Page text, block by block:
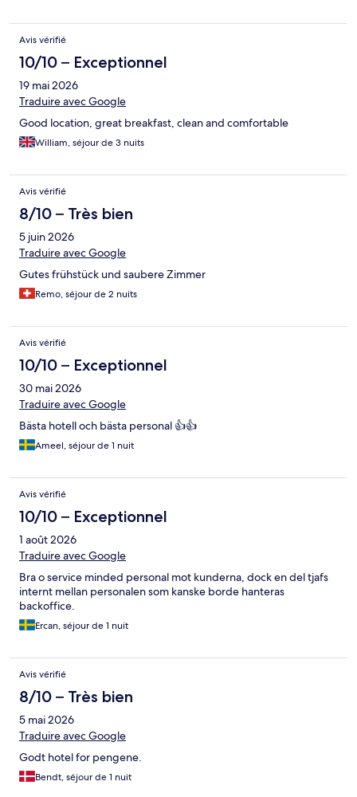
Avis vérifié
10/10 – Exceptionnel
19 mai 2026
Traduire avec Google
Good location, great breakfast, clean and comfortable
William, séjour de 3 nuits
Avis vérifié
8/10 – Très bien
5 juin 2026
Traduire avec Google
Gutes frühstück und saubere Zimmer
Remo, séjour de 2 nuits
Avis vérifié
10/10 – Exceptionnel
30 mai 2026
Traduire avec Google
Bästa hotell och bästa personal 👍👍
Ameel, séjour de 1 nuit
Avis vérifié
10/10 – Exceptionnel
1 août 2026
Traduire avec Google
Bra o service minded personal mot kunderna, dock en del tjafs
internt mellan personalen som kanske borde hanteras
backoffice.
Ercan, séjour de 1 nuit
Avis vérifié
8/10 – Très bien
5 mai 2026
Traduire avec Google
Godt hotel for pengene.
Bendt, séjour de 1 nuit